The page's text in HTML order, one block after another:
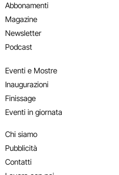
Abbonamenti
Magazine
Newsletter
Podcast
Eventi e Mostre
Inaugurazioni
Finissage
Eventi in giornata
Chi siamo
Pubblicità
Contatti